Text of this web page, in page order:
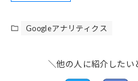
Googleアナリティクス
＼他の人に紹介したい